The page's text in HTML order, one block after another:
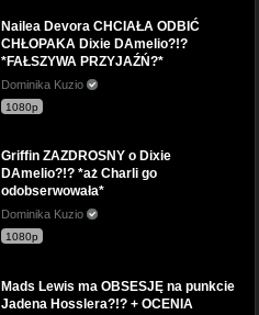
Nailea Devora CHCIAŁA ODBIĆ
CHŁOPAKA Dixie DAmelio?!?
*FAŁSZYWA PRZYJAŹŃ?*
Dominika Kuzio
1080p
Griffin ZAZDROSNY o Dixie
DAmelio?!? *aż Charli go
odobserwowała*
Dominika Kuzio
1080p
Mads Lewis ma OBSESJĘ na punkcie
Jadena Hosslera?!? + OCENIA